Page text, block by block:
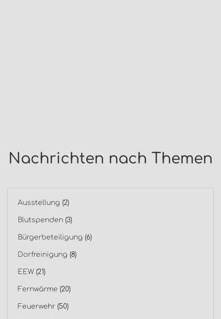
Nachrichten nach Themen
Ausstellung (2)
Blutspenden (3)
Bürgerbeteiligung (6)
Dorfreinigung (8)
EEW (21)
Fernwärme (20)
Feuerwehr (50)